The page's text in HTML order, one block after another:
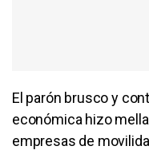
El parón brusco y
económica hizo
empresas de